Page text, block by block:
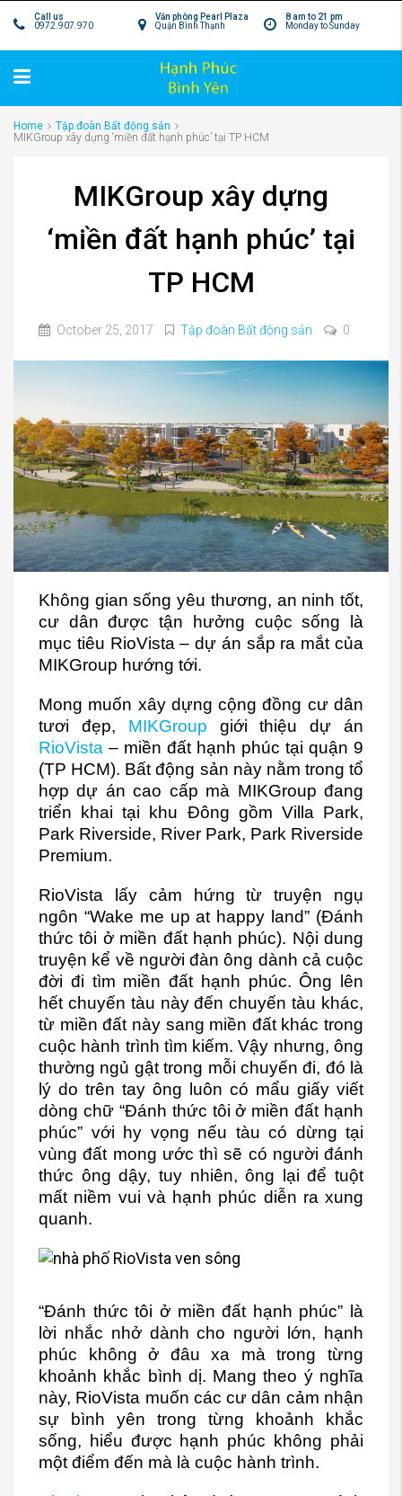
8 am to 21 pm
Monday to Sunday
Văn phòng Pearl Plaza
Quận Bình Thạnh
Call us
0972.907.970
Home
Tập đoàn Bất động sản
MIKGroup xây dựng ‘miền đất hạnh phúc’ tại TP HCM
MIKGroup xây dựng
‘miền đất hạnh phúc’ tại
TP HCM
October 25, 2017 Tập đoàn Bất động sản 0
Không gian sống yêu thương, an ninh tốt,
cư dân được tận hưởng cuộc sống là
mục tiêu RioVista – dự án sắp ra mắt của
MIKGroup hướng tới.
Mong muốn xây dựng cộng đồng cư dân
tươi đẹp, MIKGroup giới thiệu dự án
RioVista – miền đất hạnh phúc tại quận 9
(TP HCM). Bất động sản này nằm trong tổ
hợp dự án cao cấp mà MIKGroup đang
triển khai tại khu Đông gồm Villa Park,
Park Riverside, River Park, Park Riverside
Premium.
RioVista lấy cảm hứng từ truyện ngụ
ngôn “Wake me up at happy land” (Đánh
thức tôi ở miền đất hạnh phúc). Nội dung
truyện kể về người đàn ông dành cả cuộc
đời đi tìm miền đất hạnh phúc. Ông lên
hết chuyến tàu này đến chuyến tàu khác,
từ miền đất này sang miền đất khác trong
cuộc hành trình tìm kiếm. Vậy nhưng, ông
thường ngủ gật trong mỗi chuyến đi, đó là
lý do trên tay ông luôn có mẩu giấy viết
dòng chữ “Đánh thức tôi ở miền đất hạnh
phúc” với hy vọng nếu tàu có dừng tại
vùng đất mong ước thì sẽ có người đánh
thức ông dậy, tuy nhiên, ông lại để tuột
mất niềm vui và hạnh phúc diễn ra xung
quanh.
“Đánh thức tôi ở miền đất hạnh phúc” là
lời nhắc nhở dành cho người lớn, hạnh
phúc không ở đâu xa mà trong từng
khoảnh khắc bình dị. Mang theo ý nghĩa
này, RioVista muốn các cư dân cảm nhận
sự bình yên trong từng khoảnh khắc
sống, hiểu được hạnh phúc không phải
một điểm đến mà là cuộc hành trình.